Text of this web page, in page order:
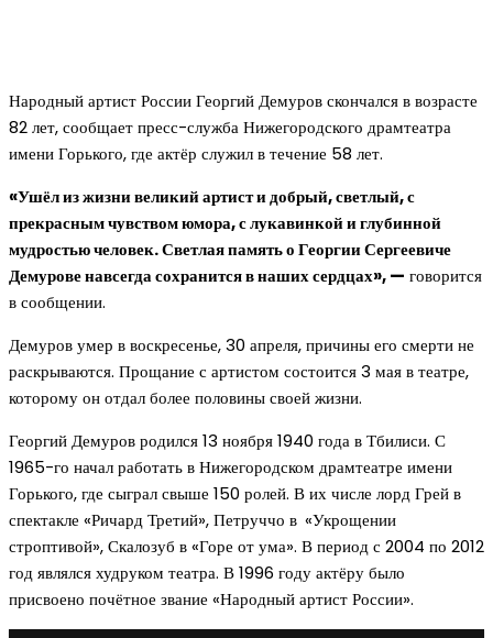
Народный артист России Георгий Демуров скончался в возрасте
82 лет, сообщает пресс-служба Нижегородского драмтеатра
имени Горького, где актёр служил в течение 58 лет.
«Ушёл из жизни великий артист и добрый, светлый, с
прекрасным чувством юмора, с лукавинкой и глубинной
мудростью человек. Светлая память о Георгии Сергеевиче
Демурове навсегда сохранится в наших сердцах», — говорится
в сообщении.
Демуров умер в воскресенье, 30 апреля, причины его смерти не
раскрываются. Прощание с артистом состоится 3 мая в театре,
которому он отдал более половины своей жизни.
Георгий Демуров родился 13 ноября 1940 года в Тбилиси. С
1965-го начал работать в Нижегородском драмтеатре имени
Горького, где сыграл свыше 150 ролей. В их числе лорд Грей в
спектакле «Ричард Третий», Петруччо в «Укрощении
строптивой», Скалозуб в «Горе от ума». В период с 2004 по 2012
год являлся худруком театра. В 1996 году актёру было
присвоено почётное звание «Народный артист России».